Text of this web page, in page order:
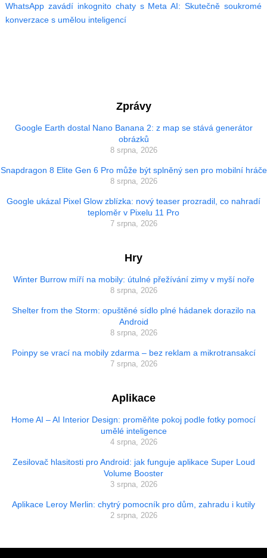
WhatsApp zavádí inkognito chaty s Meta AI: Skutečně soukromé
konverzace s umělou inteligencí
Zprávy
Google Earth dostal Nano Banana 2: z map se stává generátor
obrázků
8 srpna, 2026
Snapdragon 8 Elite Gen 6 Pro může být splněný sen pro mobilní hráče
8 srpna, 2026
Google ukázal Pixel Glow zblízka: nový teaser prozradil, co nahradí
teploměr v Pixelu 11 Pro
7 srpna, 2026
Hry
Winter Burrow míří na mobily: útulné přežívání zimy v myší noře
8 srpna, 2026
Shelter from the Storm: opuštěné sídlo plné hádanek dorazilo na
Android
8 srpna, 2026
Poinpy se vrací na mobily zdarma – bez reklam a mikrotransakcí
7 srpna, 2026
Aplikace
Home AI – AI Interior Design: proměňte pokoj podle fotky pomocí
umělé inteligence
4 srpna, 2026
Zesilovač hlasitosti pro Android: jak funguje aplikace Super Loud
Volume Booster
3 srpna, 2026
Aplikace Leroy Merlin: chytrý pomocník pro dům, zahradu i kutily
2 srpna, 2026